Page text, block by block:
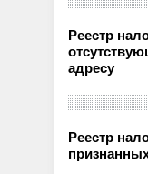
Реестр
адресу
Реестр